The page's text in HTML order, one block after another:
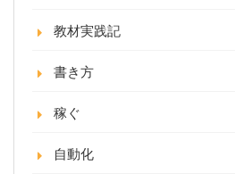
教材実践記
書き方
稼ぐ
自動化